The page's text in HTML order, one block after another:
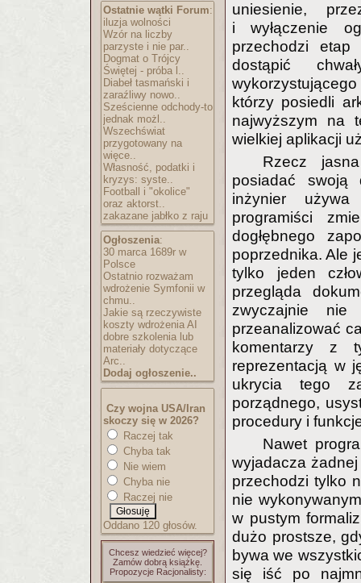
Ostatnie wątki Forum:
iluzja wolności
Wzór na liczby
parzyste i nie par..
Dogmat o Trójcy
Świętej - próba l..
Diabeł tasmański i
zaraźliwy nowo..
Sześcienne odchody-to
jednak możl..
Wszechświat
przygotowany na
więce..
Własność, podatki i
kryzys: syste..
Football i "okolice"
oraz aktorst..
zakazane jabłko z raju
Ogłoszenia:
30 marca 1689r w
Polsce
Ostatnio rozważam
wdrożenie Symfonii w
chmu..
Jakie są rzeczywiste
koszty wdrożenia AI
dobre szkolenia lub
materiały dotyczące
Arc..
Dodaj ogłoszenie..
Czy wojna USA/Iran
skoczy się w 2026?
Raczej tak
Chyba tak
Nie wiem
Chyba nie
Raczej nie
Oddano 120 głosów.
Chcesz wiedzieć więcej?
Zamów dobrą książkę.
Propozycje Racjonalisty:
uniesienie,
i wyłączenie
przechodzi etap
dostąpić
wykorzystującego
którzy posiedli
najwyższym na
wielkiej aplikacji
Rzecz
posiadać swoją
inżynier używa
programiści
dogłębnego
poprzednika. Ale
tylko jeden
przegląda
zwyczajnie
przeanalizować
komentarzy z
reprezentacją w
ukrycia tego
porządnego,
procedury i
Nawet
wyjadacza
przechodzi tylko
nie
w pustym
dużo prostsze,
bywa we
się iść po